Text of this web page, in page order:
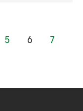
Page
5
Aktuální
6 Page
7